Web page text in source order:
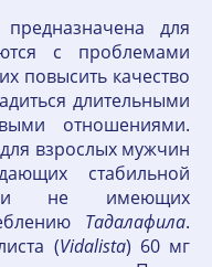
для
с проблемами
повысить качество
длительными
отношениями.
взрослых мужчин
стабильной
и не имеющих
Тадалафила.
(Vidalista) 60 мг